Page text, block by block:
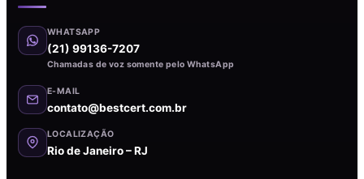
WHATSAPP
(21) 99136-7207
Chamadas de voz somente pelo WhatsApp
E-MAIL
contato@bestcert.com.br
LOCALIZAÇÃO
Rio de Janeiro – RJ